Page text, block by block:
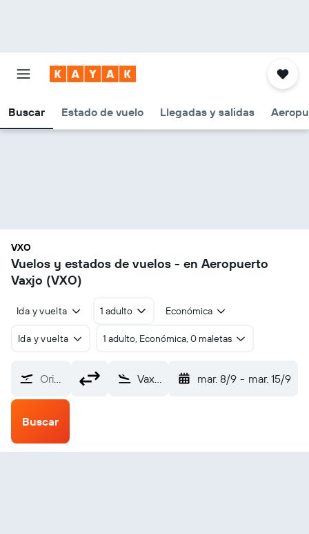
Buscar Estado de vuelo Llegadas y salidas
VXO
Vuelos y estados de vuelos - en Aeropuerto
Vaxjo (VXO)
Ida y vuelta 1 adulto Económica
Ida y vuelta 1 adulto, Económica, 0 maletas
Origen Vaxjo (VXO) mar. 8/9 - mar. 15/9
Buscar